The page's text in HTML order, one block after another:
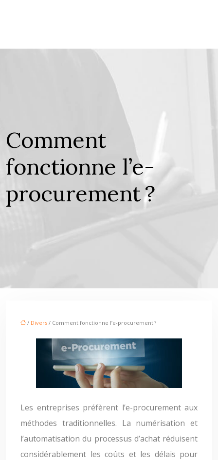
Comment
fonctionne l’e-
procurement ?
/ Divers / Comment fonctionne l’e-procurement ?
Les entreprises préfèrent l’e-procurement aux
méthodes traditionnelles. La numérisation et
l’automatisation du processus d’achat réduisent
considérablement les coûts et les délais pour